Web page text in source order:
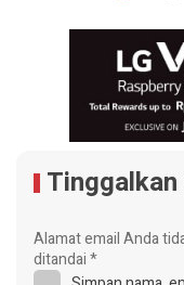
Alamat email Anda
ditandai*